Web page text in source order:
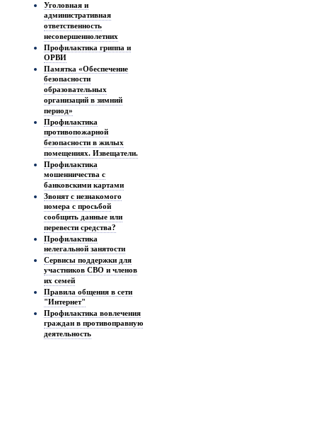
Уголовная и
административная
ответственность
несовершеннолетних
Профилактика гриппа и
ОРВИ
Памятка «Обеспечение
безопасности
образовательных
организаций в зимний
период»
Профилактика
противопожарной
безопасности в жилых
помещениях. Извещатели.
Профилактика
мошенничества с
банковскими картами
Звонят с незнакомого
номера с просьбой
сообщить данные или
перевести средства?
Профилактика
нелегальной занятости
Сервисы поддержки для
участников СВО и членов
их семей
Правила общения в сети
"Интернет"
Профилактика вовлечения
граждан в противоправную
деятельность